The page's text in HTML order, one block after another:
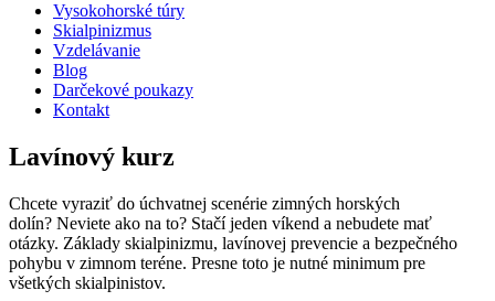
Vysokohorské túry
Skialpinizmus
Vzdelávanie
Blog
Darčekové poukazy
Kontakt
Lavínový kurz
Chcete vyraziť do úchvatnej scenérie zimných horských
dolín? Neviete ako na to? Stačí jeden víkend a nebudete mať
otázky. Základy skialpinizmu, lavínovej prevencie a bezpečného
pohybu v zimnom teréne. Presne toto je nutné minimum pre
všetkých skialpinistov.